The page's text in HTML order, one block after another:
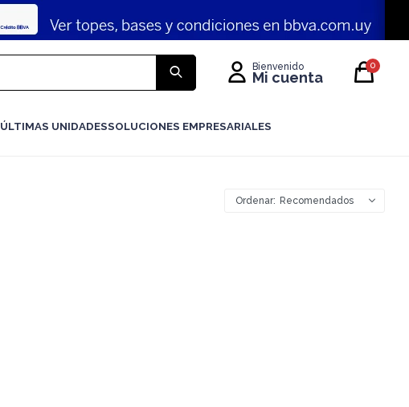
ÚLTIMAS UNIDADESSOLUCIONES EMPRESARIALES
0
Recomendados